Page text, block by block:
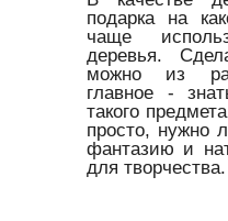
подарка на
чаще
деревья.
можно из
главное -
такого
просто, нужно
фантазию и
для творчества.